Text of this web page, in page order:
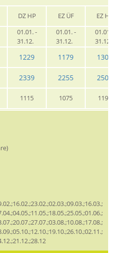
DZ HP EZ ÜF
EZ HP
01.01. -
31.12.
01.01. -
31.12.
01.01.
1229 1179 1309
2339 2255 2509
1115 1075 1199